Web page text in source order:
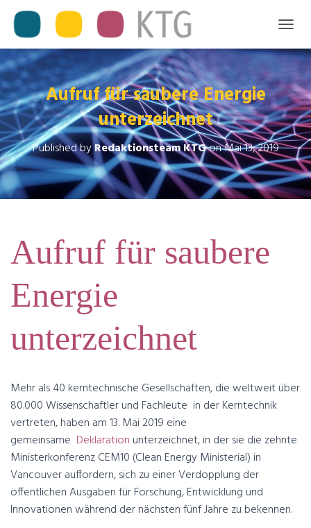
O
G
L
E
N
A
V
I
G
A
T
Aufruf für saubere Energie
unterzeichnet
Published byRedaktionsteam KTGonMai 13, 2019
Aufruf für saubere
Energie
unterzeichnet
Mehr als 40 kerntechnische Gesellschaften, die weltweit über
80.000 Wissenschaftler und Fachleute in der Kerntechnik
vertreten, haben am 13. Mai 2019 eine
gemeinsame Deklaration unterzeichnet, in der sie die zehnte
Ministerkonferenz CEM10 (Clean Energy Ministerial) in
Vancouver auffordern, sich zu einer Verdopplung der
öffentlichen Ausgaben für Forschung, Entwicklung und
Innovationen während der nächsten fünf Jahre zu bekennen.